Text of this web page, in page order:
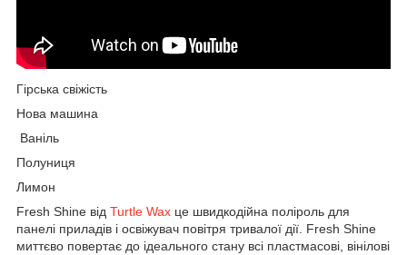
Гірська свіжість
Нова машина
Ваніль
Полуниця
Лимон
Fresh Shine від Turtle Wax це швидкодійна поліроль для
панелі приладів і освіжувач повітря тривалої дії. Fresh Shine
миттєво повертає до ідеального стану всі пластмасові, вінілові